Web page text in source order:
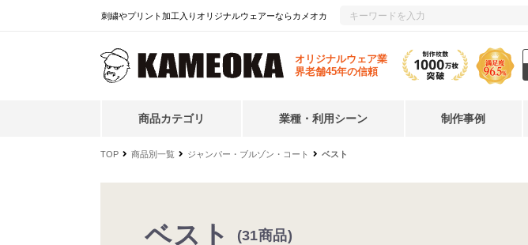
刺繍やプリント加工入りオリジナルウェアーならカメオカ
オリジナルウェア業
界老舗45年の信頼
商品カテゴリ 業種・利用シーン 制作事例
TOP 商品別一覧 ジャンパー・ブルゾン・コート ベスト
ベスト (31商品)